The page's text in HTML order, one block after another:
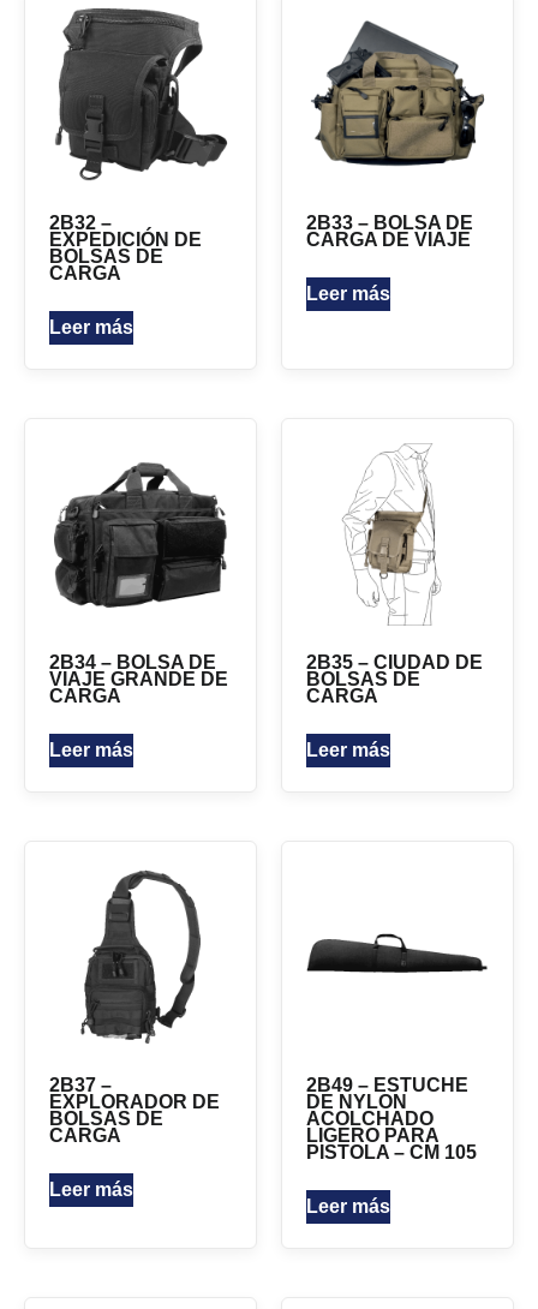
2B32 –
EXPEDICIÓN DE
BOLSAS DE
CARGA
Leer más
2B33 – BOLSA DE
CARGA DE VIAJE
Leer más
2B34 – BOLSA DE
VIAJE GRANDE DE
CARGA
Leer más
2B35 – CIUDAD DE
BOLSAS DE
CARGA
Leer más
2B37 –
EXPLORADOR DE
BOLSAS DE
CARGA
Leer más
2B49 – ESTUCHE
DE NYLON
ACOLCHADO
LIGERO PARA
PISTOLA – CM 105
Leer más